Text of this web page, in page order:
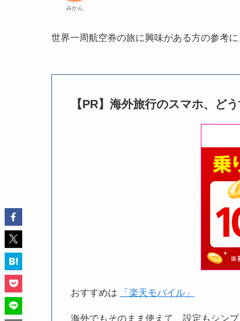
みかん
世界一周航空券の旅に興味がある方の参考に
【PR】海外旅行のスマホ、ど
おすすめは 「楽天モバイル」
海外でもそのまま使えて、設定もシン